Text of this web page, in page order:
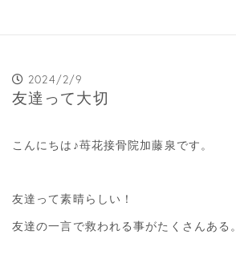
2024/2/9
友達って大切
こんにちは♪苺花接骨院加藤泉です。
友達って素晴らしい！
友達の一言で救われる事がたくさんある。